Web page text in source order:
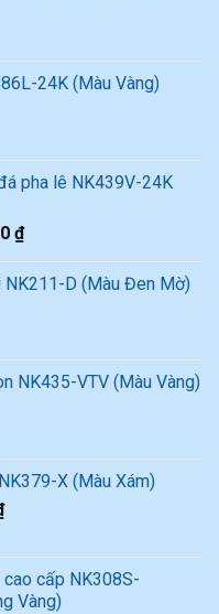
24K (Màu Vàng)
pha lê NK439V-24K
₫
D (Màu Đen Mờ)
NK435-VTV (Màu Vàng)
X (Màu Xám)
cấp NK308S-
Vàng)